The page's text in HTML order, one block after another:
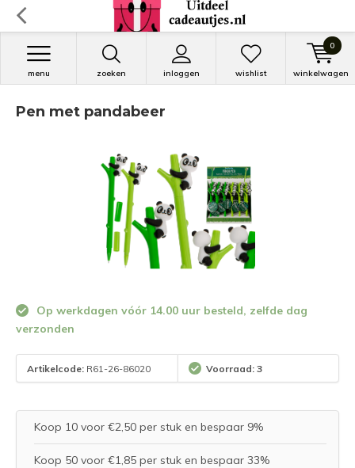
zoeken inloggen
menu wishlist winkelwagen
0
Pen met pandabeer
Op werkdagen vóór 14.00 uur besteld, zelfde dag
verzonden
Artikelcode: R61-26-86020 Voorraad: 3
Koop 10 voor €2,50 per stuk en bespaar 9%
Koop 50 voor €1,85 per stuk en bespaar 33%